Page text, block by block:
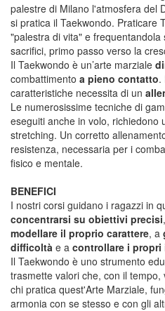
palestre di Milano l'atmosfera del
si pratica il Taekwondo. Praticare
"palestra di vita" e
sacrifici, primo passo verso la
Il Taekwondo è un’arte marziale
combattimento a pieno contatto.
caratteristiche necessita di un
Le numerosissime tecniche di
eseguiti anche in volo, richiedono
stretching. Un corretto
resistenza, necessaria per i
fisico e mentale.
BENEFICI
I nostri corsi guidano i ragazzi in
concentrarsi su obiettivi precisi
modellare il proprio carattere, a
difficoltà e a controllare i
Il Taekwondo è uno strumento
trasmette valori che, con il
chi pratica quest'Arte Marziale,
armonia con se stesso e con gli